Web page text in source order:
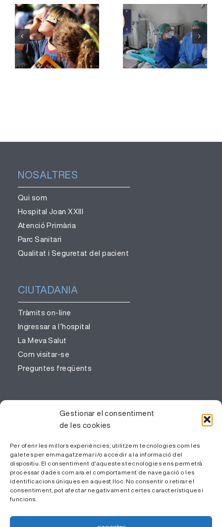
Gestionar el consentiment
de les cookies
Per oferir les millors experiències, utilitzem tecnologies com les
galetes per emmagatzemar i/o accedir a la informació del
dispositiu. El consentiment d'aquestes tecnologies ens permetrà
processar dades com ara el comportament de navegació o les
identificacions úniques en aquest lloc. No consentir o retirar el
consentiment, pot afectar negativament certes característiques i
funcions.
Joan XXIII
reforça la
divulgació
per una
una tècnica
per obtenir
mostres de
teixit
pulmonar
NOSALTRES
Qui som
Hospital Joan XXIII
Atenció Primària
Parc Sanitari
Qualitat i Seguretat del pacient
CIUTADANIA
Tràmits on-line
Ingressar a l’hospital
La Meva Salut
Com visitar-se
Preguntes freqüents
Gestió del coneixement
Àrea Privada